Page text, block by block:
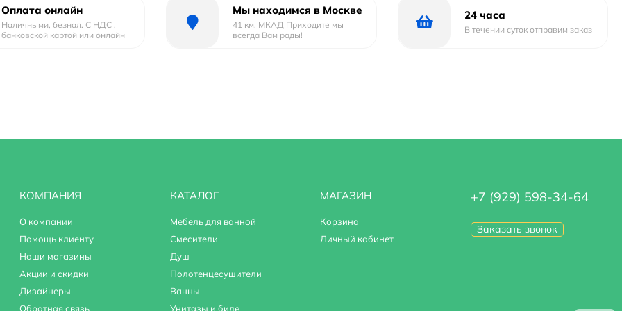
Оплата онлайн
Наличными, безнал. С НДС ,
банковской картой или онлайн
Мы находимся в Москве
41 км. МКАД Приходите мы
всегда Вам рады!
24 часа
В течении суток отправим заказ
КОМПАНИЯ
О компании
Помощь клиенту
Наши магазины
Акции и скидки
Дизайнеры
Обратная связь
КАТАЛОГ
Мебель для ванной
Смесители
Душ
Полотенцесушители
Ванны
Унитазы и биде
МАГАЗИН
Корзина
Личный кабинет
+7 (929) 598-34-64
Заказать звонок